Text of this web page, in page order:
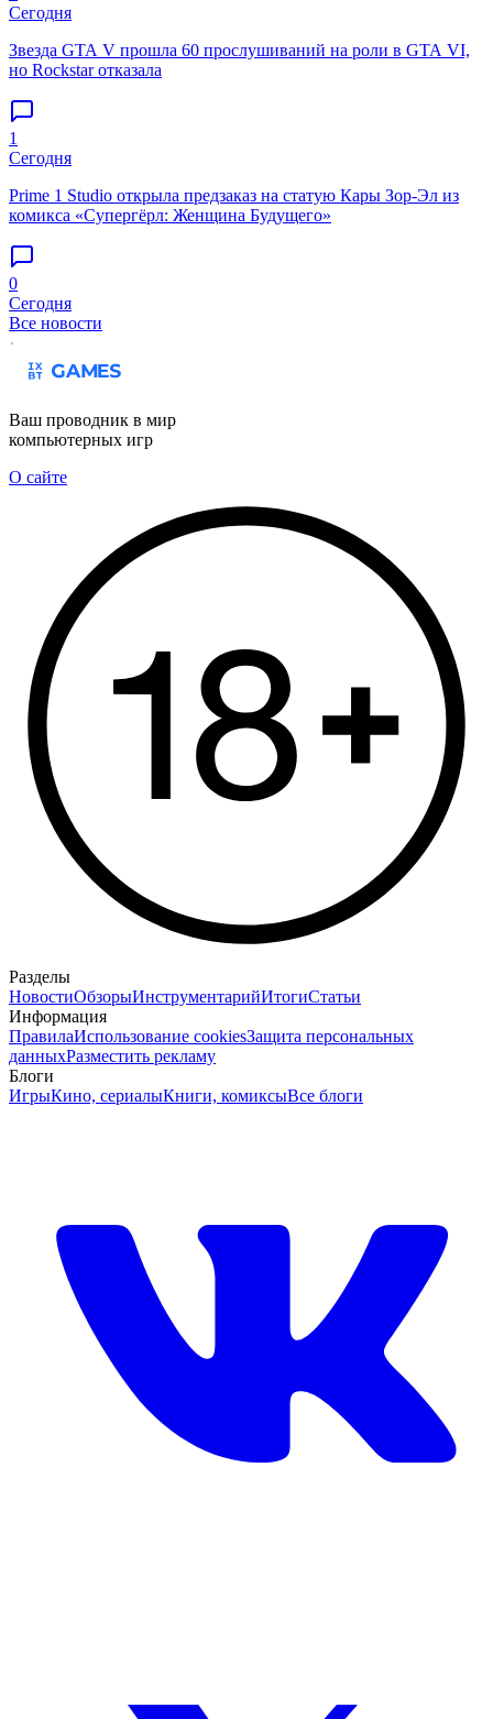
Сегодня
Звезда GTA V прошла 60 прослушиваний на роли в GTA VI,
но Rockstar отказала
1
Сегодня
Prime 1 Studio открыла предзаказ на статую Кары Зор-Эл из
комикса «Супергёрл: Женщина Будущего»
0
Сегодня
Все новости
Ваш проводник в мир
компьютерных игр
О сайте
Разделы
НовостиОбзорыИнструментарийИтогиСтатьи
Информация
ПравилаИспользование cookiesЗащита персональных
данныхРазместить рекламу
Блоги
ИгрыКино, сериалыКниги, комиксыВсе блоги